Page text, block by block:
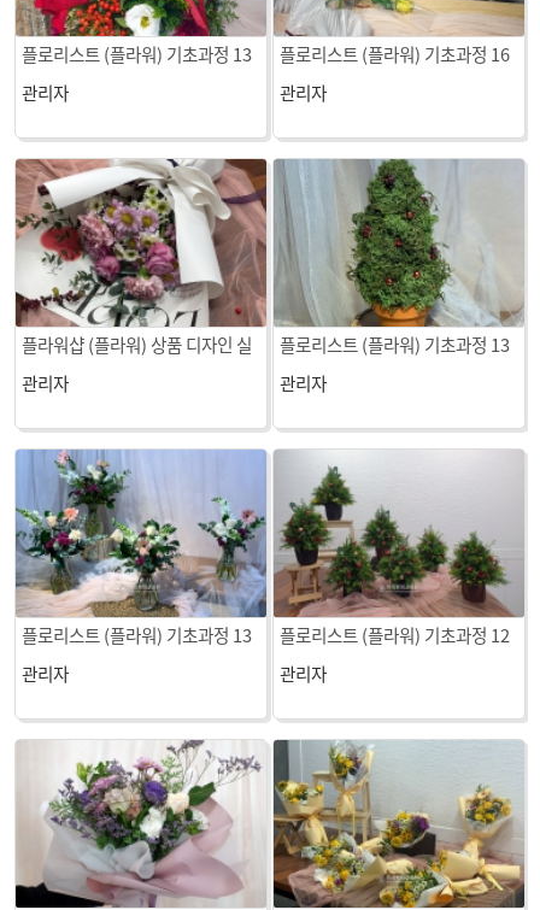
플로리스트 (플라워) 기초과정 13
회차 수업
관리자
플로리스트 (플라워) 기초과정 16
회차 수업
관리자
플라워샵 (플라워) 상품 디자인 실
무 2회차 수업
관리자
플로리스트 (플라워) 기초과정 13
회차 수업
관리자
플로리스트 (플라워) 기초과정 13
회차 수업
관리자
플로리스트 (플라워) 기초과정 12
회차 수업
관리자